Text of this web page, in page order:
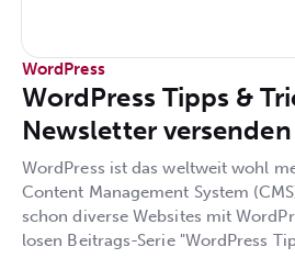
WordPress
WordPress Tipps &
Newsletter versenden
WordPress ist das weltweit wohl
Content Management System
schon diverse Websites mit
losen Beitrags-Serie "WordPress